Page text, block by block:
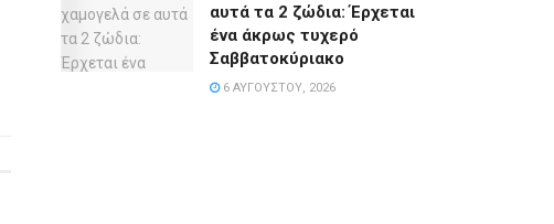
αυτά τα 2 ζώδια: Έρχεται
ένα άκρως τυχερό
Σαββατοκύριακο
6 ΑΥΓΟΎΣΤΟΥ, 2026